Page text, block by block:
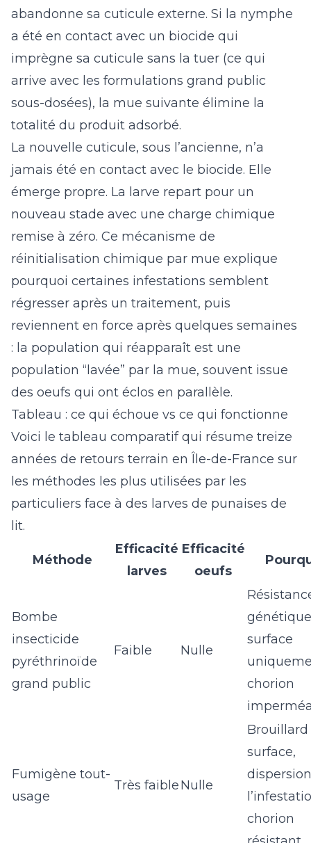
abandonne sa cuticule externe. Si la nymphe
a été en contact avec un biocide qui
imprègne sa cuticule sans la tuer (ce qui
arrive avec les formulations grand public
sous-dosées), la mue suivante élimine la
totalité du produit adsorbé.
La nouvelle cuticule, sous l’ancienne, n’a
jamais été en contact avec le biocide. Elle
émerge propre. La larve repart pour un
nouveau stade avec une charge chimique
remise à zéro. Ce mécanisme de
réinitialisation chimique par mue explique
pourquoi certaines infestations semblent
régresser après un traitement, puis
reviennent en force après quelques semaines
: la population qui réapparaît est une
population “lavée” par la mue, souvent issue
des oeufs qui ont éclos en parallèle.
Tableau : ce qui échoue vs ce qui fonctionne
Voici le tableau comparatif qui résume treize
années de retours terrain en Île-de-France sur
les méthodes les plus utilisées par les
particuliers face à des larves de punaises de
lit.
Méthode
Efficacité
larves
Efficacité
oeufs
Bombe
insecticide
pyréthrinoïde
grand public
Faible Nulle
surface
chorion
Fumigène tout-
usage
Très faibleNulle
Brouillard
surface,
chorion